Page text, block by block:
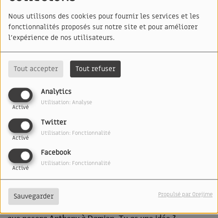
Nous utilisons des cookies pour fournir les services et les
fonctionnalités proposés sur notre site et pour améliorer
l'expérience de nos utilisateurs.
Tout accepter Tout refuser
Analytics
Activé
Utilisation: Analyse
Twitter
Activé
Utilisation: Fonctionnalité
Facebook
Activé
Utilisation: Fonctionnalité
Sauvegarder Propulsé par Orejime
08 FÉVRIER 2025
ÉCOUTER LE PODCAST
Qu'est-ce qui "